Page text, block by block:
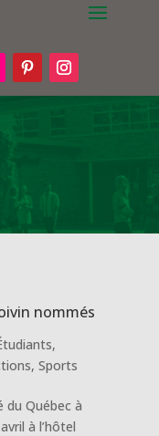
nommés
,
, Sports
du Québec à
à l’hôtel